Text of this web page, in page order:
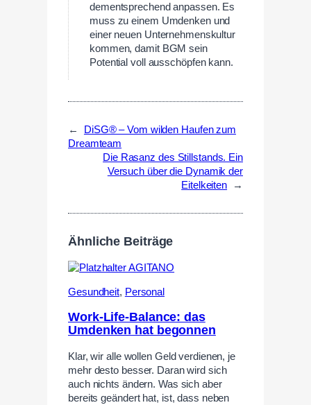
dementsprechend anpassen. Es
muss zu einem Umdenken und
einer neuen Unternehmenskultur
kommen, damit BGM sein
Potential voll ausschöpfen kann.
←
DiSG® – Vom wilden Haufen zum
Dreamteam
Die Rasanz des Stillstands. Ein
Versuch über die Dynamik der
Eitelkeiten
→
Ähnliche Beiträge
Gesundheit, Personal
Work-Life-Balance: das
Umdenken hat begonnen
Klar, wir alle wollen Geld verdienen, je
mehr desto besser. Daran wird sich
auch nichts ändern. Was sich aber
bereits geändert hat, ist, dass neben